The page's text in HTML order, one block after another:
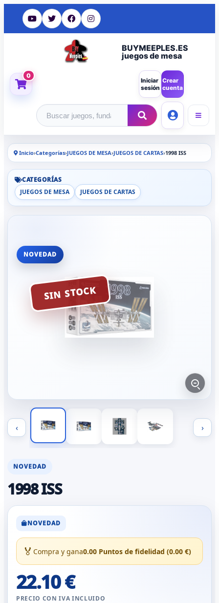
BUYMEEPLES.ES
juegos de mesa
0
Iniciar
sesión
Crear
cuenta
Buscar productos
Inicio›Categorías›JUEGOS DE MESA›JUEGOS DE CARTAS›1998 ISS
CATEGORÍAS
JUEGOS DE MESA
JUEGOS DE CARTAS
NOVEDAD
SIN STOCK
‹ ›
NOVEDAD
1998 ISS
NOVEDAD
🏅 Compra y gana0.00 Puntos de fidelidad (0.00 €)
22.10 €
PRECIO CON IVA INCLUIDO